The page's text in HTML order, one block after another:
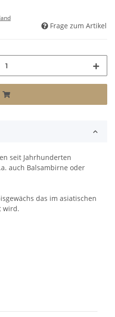
Frage zum Artikel
seit Jahrhunderten
auch Balsambirne oder
das im asiatischen
wird.